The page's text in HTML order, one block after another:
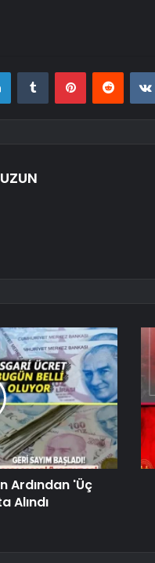
LinkedInTumblr PinterestReddit
Ardından 'Üç
Alındı